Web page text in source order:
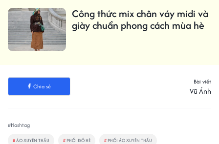
Công thức mix chân váy midi và
giày chuẩn phong cách mùa hè
Chia sẻ
Bài viết
Vũ Ánh
#Hashtag
#ÁO XUYÊN THẤU # PHỐI ĐỒ HÈ # PHỐI ÁO XUYÊN THẤU